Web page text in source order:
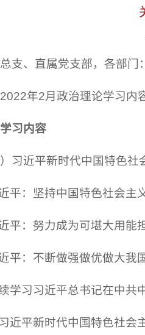
支、直属党支部，各部门：
年2月政治理论学习内
习内容
）习近平新时代中国特色社
平：坚持中国特色社会主
平：努力成为可堪大用能
平：不断做强做优做大我
学习习近平总书记在中共
近平新时代中国特色社会